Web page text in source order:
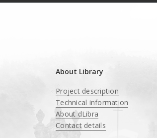
About Library
Project description
Technical information
About dLibra
Contact details